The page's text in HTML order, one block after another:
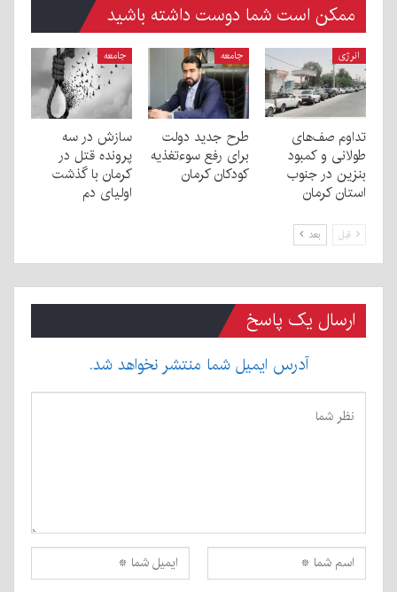
ممکن است شما دوست داشته باشید
انرژی
تداوم صف‌های
طولانی و کمبود
بنزین در جنوب
استان کرمان
جامعه
طرح جدید دولت
برای رفع سوءتغذیه
کودکان کرمان
جامعه
سازش در سه
پرونده قتل در
کرمان با گذشت
اولیای دم
قبل بعد
ارسال یک پاسخ
آدرس ایمیل شما منتشر نخواهد شد.